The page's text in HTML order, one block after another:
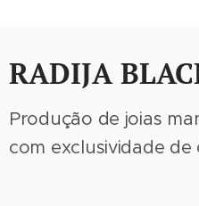
RADIJA
Produção de joias
com exclusividade de